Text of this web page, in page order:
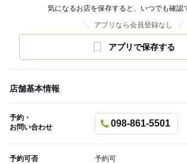
気になるお店を保存すると、いつでも確認
アプリなら会員登録なし
アプリで保存する
店舗基本情報
予約・
お問い合わせ
098-861-5501
予約可否 予約可